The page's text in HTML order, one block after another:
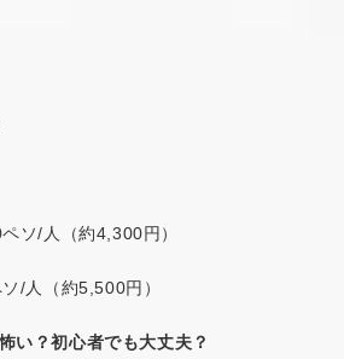
ソ/人（約4,300円）
/人（約5,500円）
い？初心者でも大丈夫？